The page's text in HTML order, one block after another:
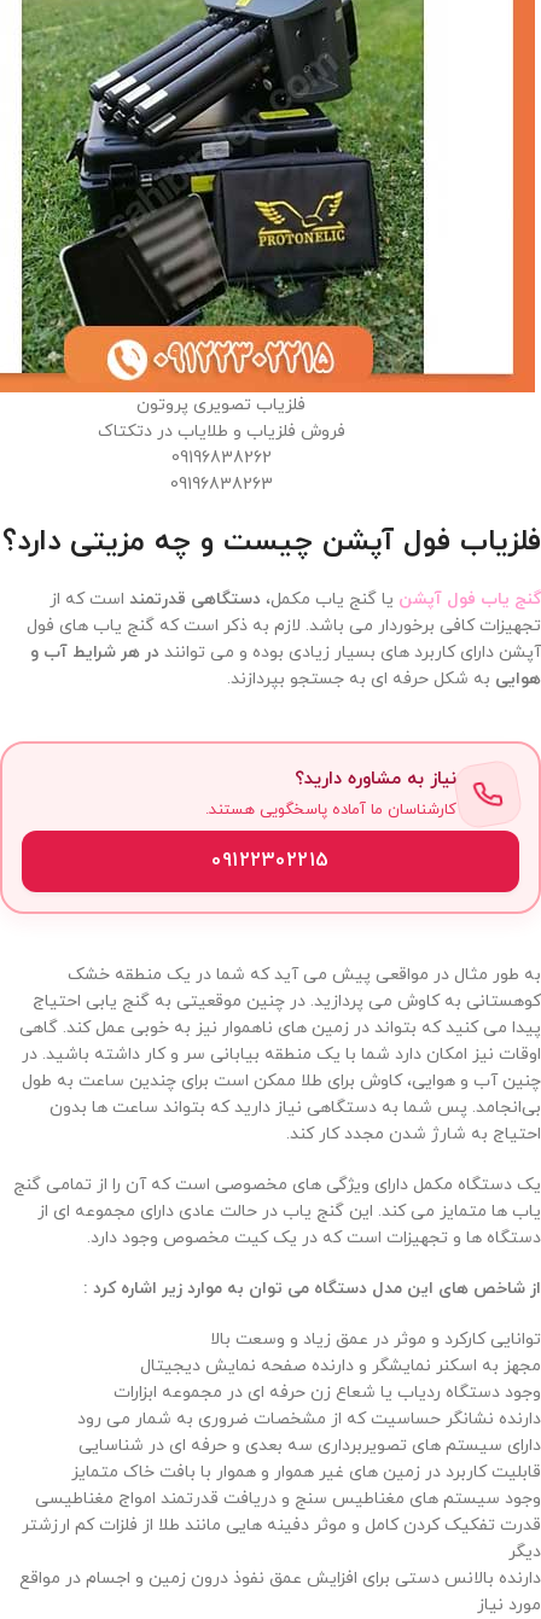
فلزیاب تصویری پروتون
فروش فلزیاب و طلایاب در دتکتاک
09196838262
09196838263
فلزیاب فول آپشن چیست و چه مزیتی دارد؟
گنج یاب فول آپشن یا گنج یاب مکمل، دستگاهی قدرتمند است که از
تجهیزات کافی برخوردار می باشد. لازم به ذکر است که گنج یاب های فول
آپشن دارای کاربرد های بسیار زیادی بوده و می توانند در هر شرایط آب و
هوایی به شکل حرفه ای به جستجو بپردازند.
نیاز به مشاوره دارید؟
کارشناسان ما آماده پاسخگویی هستند.
09122302215
به طور مثال در مواقعی پیش می آید که شما در یک منطقه خشک
کوهستانی به کاوش می پردازید. در چنین موقعیتی به گنج یابی احتیاج
پیدا می کنید که بتواند در زمین های ناهموار نیز به خوبی عمل کند. گاهی
اوقات نیز امکان دارد شما با یک منطقه بیابانی سر و کار داشته باشید. در
چنین آب و هوایی، کاوش برای طلا ممکن است برای چندین ساعت به طول
بی‌انجامد. پس شما به دستگاهی نیاز دارید که بتواند ساعت ها بدون
احتیاج به شارژ شدن مجدد کار کند.
یک دستگاه مکمل دارای ویژگی های مخصوصی است که آن را از تمامی گنج
یاب ها متمایز می کند. این گنج یاب در حالت عادی دارای مجموعه ای از
دستگاه ها و تجهیزات است که در یک کیت مخصوص وجود دارد.
از شاخص های این مدل دستگاه می توان به موارد زیر اشاره کرد :
توانایی کارکرد و موثر در عمق زیاد و وسعت بالا
مجهز به اسکنر نمایشگر و دارنده صفحه نمایش دیجیتال
وجود دستگاه ردیاب یا شعاع زن حرفه ای در مجموعه ابزارات
دارنده نشانگر حساسیت که از مشخصات ضروری به شمار می رود
دارای سیستم های تصویربرداری سه بعدی و حرفه ای در شناسایی
قابلیت کاربرد در زمین های غیر هموار و هموار با بافت خاک متمایز
وجود سیستم های مغناطیس سنج و دریافت قدرتمند امواج مغناطیسی
قدرت تفکیک کردن کامل و موثر دفینه هایی مانند طلا از فلزات کم ارزشتر
دیگر
دارنده بالانس دستی برای افزایش عمق نفوذ درون زمین و اجسام در مواقع
مورد نیاز